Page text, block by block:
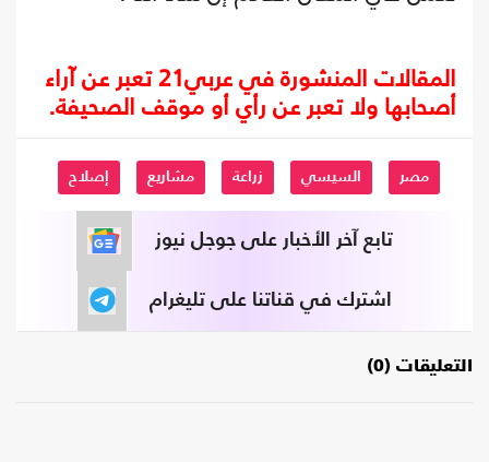
المقالات المنشورة في عربي21 تعبر عن آراء
أصحابها ولا تعبر عن رأي أو موقف الصحيفة.
مصر السيسي زراعة مشاريع إصلاح
تابع آخر الأخبار على جوجل نيوز
اشترك في قناتنا على تليغرام
التعليقات (0)